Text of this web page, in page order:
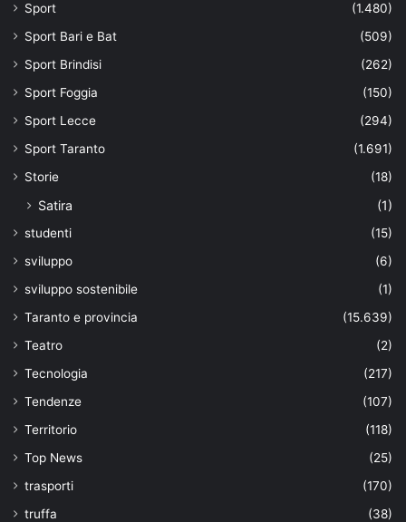
Sport
(1.480)
Sport Bari e Bat
(509)
Sport Brindisi
(262)
Sport Foggia
(150)
Sport Lecce
(294)
Sport Taranto
(1.691)
Storie
(18)
Satira (1)
studenti
(15)
sviluppo
(6)
sviluppo sostenibile
(1)
Taranto e provincia
(15.639)
Teatro
(2)
Tecnologia
(217)
Tendenze
(107)
Territorio
(118)
Top News
(25)
trasporti
(170)
truffa
(38)